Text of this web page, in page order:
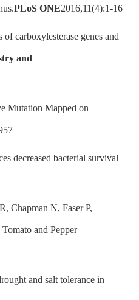
PLoS ONE2016,11(4):1-16
of carboxylesterase genes and
and
Mutation Mapped on
decreased bacterial survival
Chapman N, Faser P,
and Pepper
and salt tolerance in